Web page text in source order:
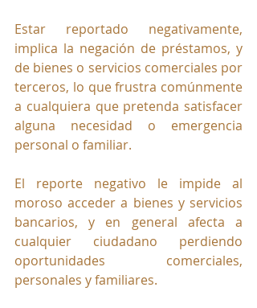
Estar reportado negativamente,
implica la negación de préstamos, y
de bienes o servicios comerciales por
terceros, lo que frustra comúnmente
a cualquiera que pretenda satisfacer
alguna necesidad o emergencia
personal o familiar.
El reporte negativo le impide al
moroso acceder a bienes y servicios
bancarios, y en general afecta a
cualquier ciudadano perdiendo
oportunidades comerciales,
personales y familiares.